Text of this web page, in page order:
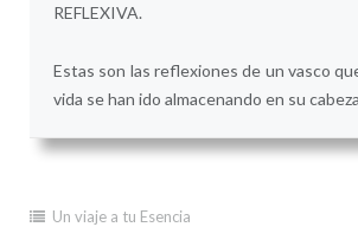
REFLEXIVA.
Estas son las reflexiones de un vasco
vida se han ido almacenando en su
Un viaje a tu Esencia